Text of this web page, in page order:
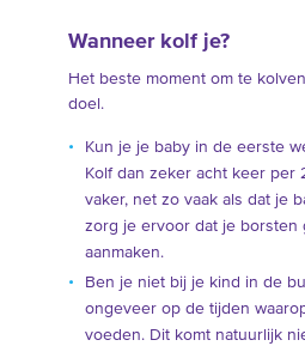
Wanneer kolf je?
Het beste moment om te
doel.
Kun je je baby in de eerste
Kolf dan zeker acht keer per
vaker, net zo vaak als dat je
zorg je ervoor dat je borsten
aanmaken.
Ben je niet bij je kind in de
ongeveer op de tijden
voeden. Dit komt natuurlijk